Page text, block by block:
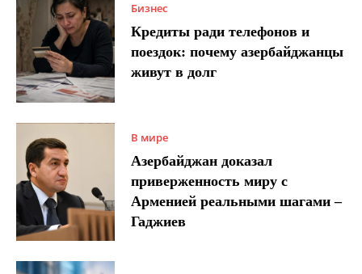
Бизнес
Кредиты ради телефонов и
поездок: почему азербайджанцы
живут в долг
В мире
Азербайджан доказал
приверженность миру с
Арменией реальными шагами –
Гаджиев